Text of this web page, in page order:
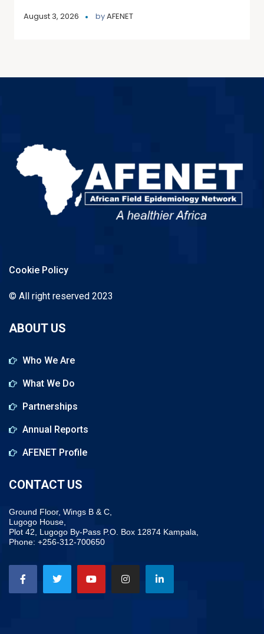
August 3, 2026 byAFENET
Cookie Policy
© All right reserved 2023
ABOUT US
Who We Are
What We Do
Partnerships
Annual Reports
AFENET Profile
CONTACT US
Ground Floor, Wings B & C,
Lugogo House,
Plot 42, Lugogo By-Pass P.O. Box 12874 Kampala,
Phone: +256-312-700650